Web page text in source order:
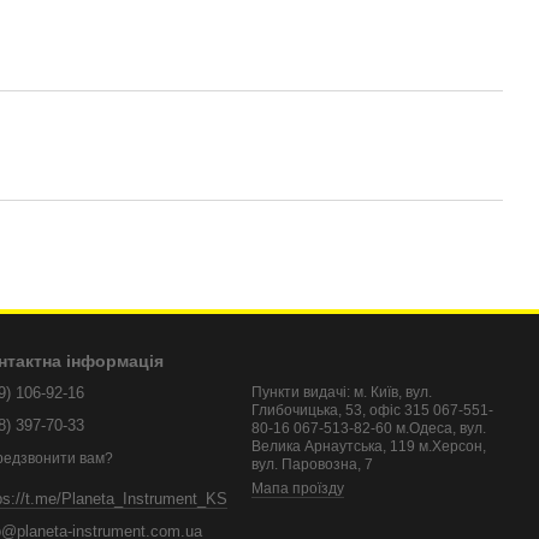
інформація
106-92-16
397-70-33
вам?
t.me/Planeta_Instrument_KS
instrument.com.ua
Пункти видачі: м. Київ, вул.
Глибочицька, 53, офіс 315 067-551-
80-16 067-513-82-60 м.Одеса, вул.
Велика Арнаутська, 119 м.Херсон,
вул. Паровозна, 7
Мапа проїзду